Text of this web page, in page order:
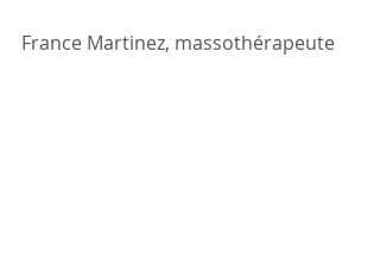
France Martinez, massothérapeute